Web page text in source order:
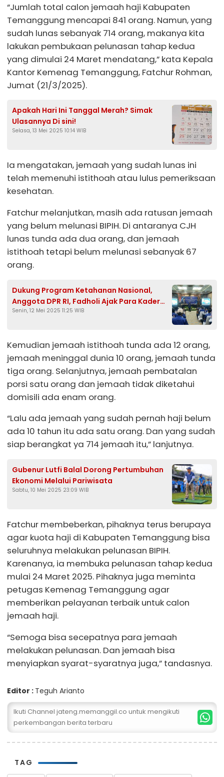
“Jumlah total calon jemaah haji Kabupaten
Temanggung mencapai 841 orang. Namun, yang
sudah lunas sebanyak 714 orang, makanya kita
lakukan pembukaan pelunasan tahap kedua
yang dimulai 24 Maret mendatang,” kata Kepala
Kantor Kemenag Temanggung, Fatchur Rohman,
Jumat (21/3/2025).
Apakah Hari Ini Tanggal Merah? Simak
Ulasannya Di sini!
Selasa, 13 Mei 2025 10:14 WIB
Ia mengatakan, jemaah yang sudah lunas ini
telah memenuhi istithoah atau lulus pemeriksaan
kesehatan.
Fatchur melanjutkan, masih ada ratusan jemaah
yang belum melunasi BIPIH. Di antaranya CJH
lunas tunda ada dua orang, dan jemaah
istithoah tetapi belum melunasi sebanyak 67
orang.
Dukung Program Ketahanan Nasional,
Anggota DPR RI, Fadholi Ajak Para Kader
Partai Kawal Demokrasi
Senin, 12 Mei 2025 11:25 WIB
Kemudian jemaah istithoah tunda ada 12 orang,
jemaah meninggal dunia 10 orang, jemaah tunda
tiga orang. Selanjutnya, jemaah pembatalan
porsi satu orang dan jemaah tidak diketahui
domisili ada enam orang.
“Lalu ada jemaah yang sudah pernah haji belum
ada 10 tahun itu ada satu orang. Dan yang sudah
siap berangkat ya 714 jemaah itu,” lanjutnya.
Gubenur Lutfi Balal Dorong Pertumbuhan
Ekonomi Melalui Pariwisata
Sabtu, 10 Mei 2025 23:09 WIB
Fatchur membeberkan, pihaknya terus berupaya
agar kuota haji di Kabupaten Temanggung bisa
seluruhnya melakukan pelunasan BIPIH.
Karenanya, ia membuka pelunasan tahap kedua
mulai 24 Maret 2025. Pihaknya juga meminta
petugas Kemenag Temanggung agar
memberikan pelayanan terbaik untuk calon
jemaah haji.
“Semoga bisa secepatnya para jemaah
melakukan pelunasan. Dan jemaah bisa
menyiapkan syarat-syaratnya juga,” tandasnya.
Editor : Teguh Arianto
Ikuti Channel jateng.memanggil.co untuk mengikuti
perkembangan berita terbaru
TAG